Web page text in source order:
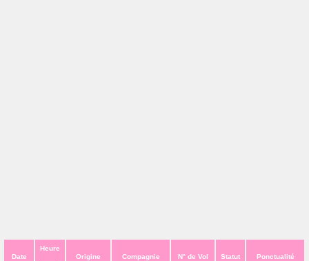
Date
Heure
Origine Compagnie N° de Vol Statut Ponctualité